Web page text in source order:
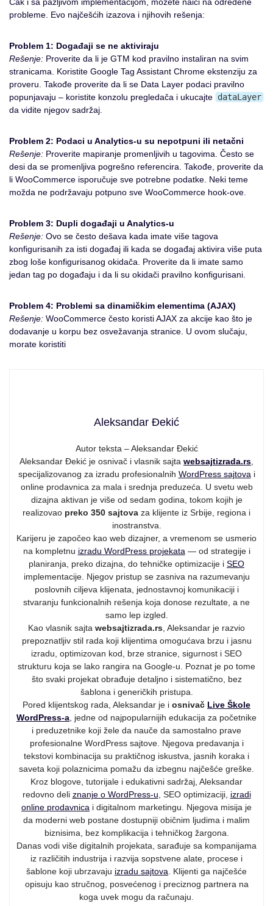
probleme. Evo najčešćih izazova i njihovih rešenja:
Problem 1: Događaji se ne aktiviraju
Rešenje: Proverite da li je GTM kod pravilno instaliran na svim
stranicama. Koristite Google Tag Assistant Chrome ekstenziju za
proveru. Takođe proverite da li se Data Layer podaci pravilno
popunjavaju – koristite konzolu pregledača i ukucajte dataLayer
da vidite njegov sadržaj.
Problem 2: Podaci u Analytics-u su nepotpuni ili netačni
Rešenje: Proverite mapiranje promenljivih u tagovima. Često se
desi da se promenljiva pogrešno referencira. Takođe, proverite da
li WooCommerce isporučuje sve potrebne podatke. Neki teme
možda ne podržavaju potpuno sve WooCommerce hook-ove.
Problem 3: Dupli događaji u Analytics-u
Rešenje: Ovo se često dešava kada imate više tagova
konfigurisanih za isti događaj ili kada se događaj aktivira više puta
zbog loše konfigurisanog okidača. Proverite da li imate samo
jedan tag po događaju i da li su okidači pravilno konfigurisani.
Problem 4: Problemi sa dinamičkim elementima (AJAX)
Rešenje: WooCommerce često koristi AJAX za akcije kao što je
dodavanje u korpu bez osvežavanja stranice. U ovom slučaju,
morate koristiti
Aleksandar Đekić
Autor teksta – Aleksandar Đekić
Aleksandar Đekić je osnivač i vlasnik sajta websajtizrada.rs
specijalizovanog za izradu profesionalnih WordPress sajtova i
online prodavnica za mala i srednja preduzeća. U svetu web
dizajna aktivan je više od sedam godina, tokom kojih je
realizovao preko 350 sajtova za klijente iz Srbije, regiona i
inostranstva.
Karijeru je započeo kao web dizajner, a vremenom se usmerio
na kompletnu izradu WordPress projekata — od strategije i
planiranja, preko dizajna, do tehničke optimizacije i SEO
implementacije. Njegov pristup se zasniva na razumevanju
poslovnih ciljeva klijenata, jednostavnoj komunikaciji i
stvaranju funkcionalnih rešenja koja donose rezultate, a ne
samo lep izgled.
Kao vlasnik sajta websajtizrada.rs , Aleksandar je razvio
prepoznatljiv stil rada koji klijentima omogućava brzu i jasnu
izradu, optimizovan kod, brze stranice, sigurnost i SEO
strukturu koja se lako rangira na Google-u. Poznat je po tome
što svaki projekat obrađuje detaljno i sistematično, bez
šablona i generičkih pristupa.
Pored klijentskog rada, Aleksandar je i osnivač Live Škole
WordPress-a , jedne od najpopularnijih edukacija za početnike
i preduzetnike koji žele da nauče da samostalno prave
profesionalne WordPress sajtove. Njegova predavanja i
tekstovi kombinacija su praktičnog iskustva, jasnih koraka i
saveta koji polaznicima pomažu da izbegnu najčešće greške.
Kroz blogove, tutorijale i edukativni sadržaj, Aleksandar
redovno deli znanje o WordPress-u , SEO optimizaciji, izradi
online prodavnica i digitalnom marketingu. Njegova misija je
da moderni web postane dostupniji običnim ljudima i malim
biznisima, bez komplikacija i tehničkog žargona.
Danas vodi više digitalnih projekata, sarađuje sa kompanijama
iz različitih industrija i razvija sopstvene alate, procese i
šablone koji ubrzavaju izradu sajtova . Klijenti ga najčešće
opisuju kao stručnog, posvećenog i preciznog partnera na
koga uvek mogu da računaju.